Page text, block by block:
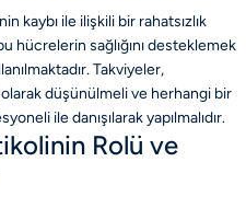
kaybı ile ilişkili bir rahatsızlık
hücrelerin sağlığını desteklemek
Takviyeler,
düşünülmeli ve herhangi bir
ile danışılarak yapılmalıdır.
Rolü ve